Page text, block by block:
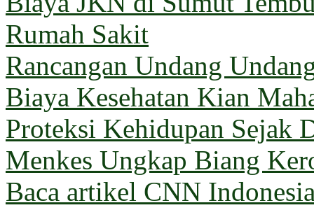
Rumah Sakit
Rancangan Undang
Biaya Kesehatan Kian
Proteksi Kehidupan Sejak
Menkes Ungkap Biang
Baca artikel CNN